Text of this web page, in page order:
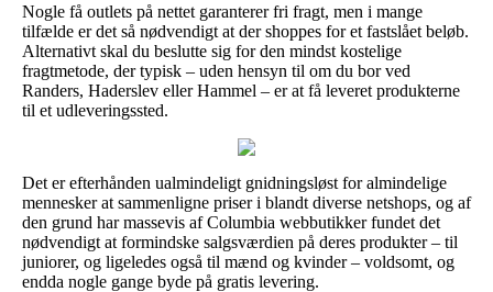
Nogle få outlets på nettet garanterer fri fragt, men i mange
tilfælde er det så nødvendigt at der shoppes for et fastslået beløb.
Alternativt skal du beslutte sig for den mindst kostelige
fragtmetode, der typisk – uden hensyn til om du bor ved
Randers, Haderslev eller Hammel – er at få leveret produkterne
til et udleveringssted.
Det er efterhånden ualmindeligt gnidningsløst for almindelige
mennesker at sammenligne priser i blandt diverse netshops, og af
den grund har massevis af Columbia webbutikker fundet det
nødvendigt at formindske salgsværdien på deres produkter – til
juniorer, og ligeledes også til mænd og kvinder – voldsomt, og
endda nogle gange byde på gratis levering.